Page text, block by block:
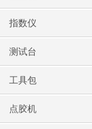
指数仪
测试台
工具包
点胶机